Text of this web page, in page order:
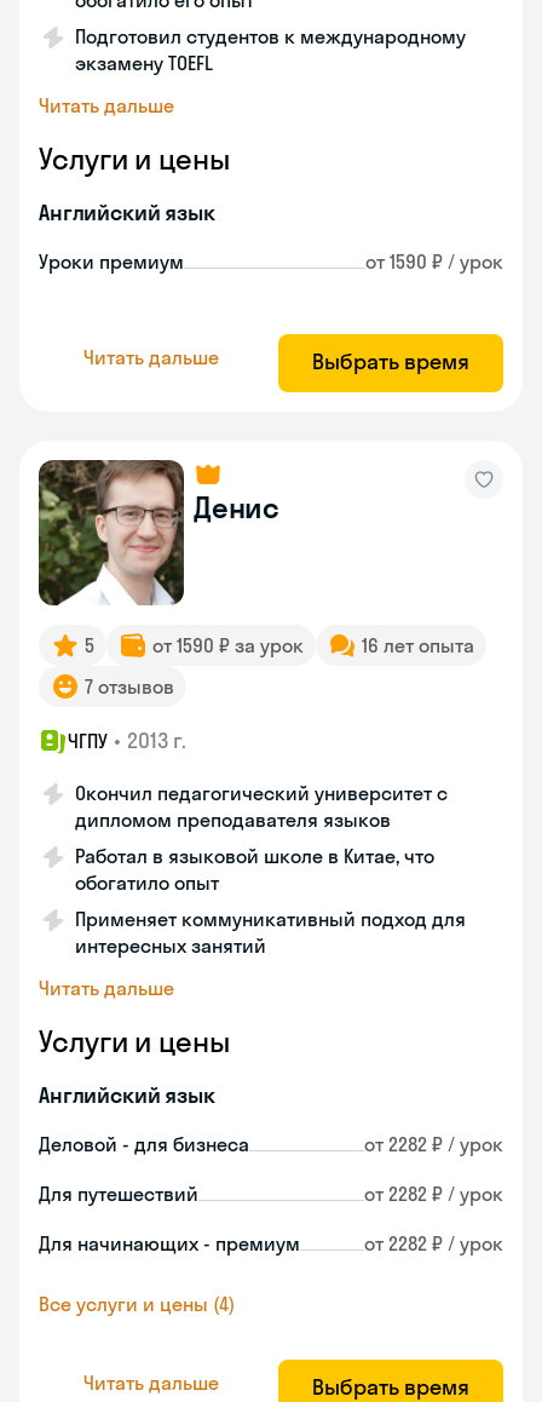
Подготовил студентов к международному
экзамену TOEFL
Читать дальше
Услуги и цены
Английский язык
Уроки премиум от 1590 ₽ / урок
Читать дальше Выбрать время
Денис
5 от 1590 ₽ за урок
16 лет опыта
7 отзывов
ЧГПУ • 2013 г.
Окончил педагогический университет с
дипломом преподавателя языков
Работал в языковой школе в Китае, что
обогатило опыт
Применяет коммуникативный подход для
интересных занятий
Читать дальше
Услуги и цены
Английский язык
Деловой - для бизнеса от 2282 ₽ / урок
Для путешествий от 2282 ₽ / урок
Для начинающих - премиум от 2282 ₽ / урок
Все услуги и цены (4)
Читать дальше Выбрать время